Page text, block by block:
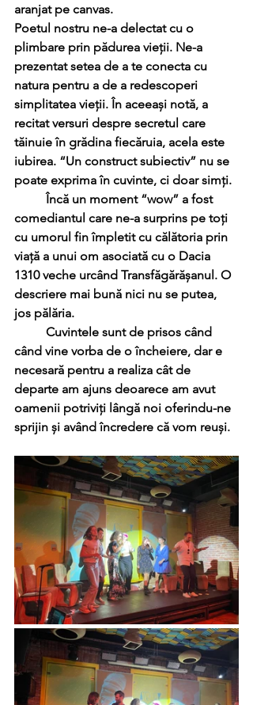
aranjat pe canvas.
Poetul nostru ne-a delectat cu o
plimbare prin pădurea vieții. Ne-a
prezentat setea de a te conecta cu
natura pentru a de a redescoperi
simplitatea vieții. În aceeași notă, a
recitat versuri despre secretul care
tăinuie în grădina fiecăruia, acela este
iubirea. “Un construct subiectiv” nu se
poate exprima în cuvinte, ci doar simți.
	Încă un moment “wow” a fost
comediantul care ne-a surprins pe toți
cu umorul fin împletit cu călătoria prin
viață a unui om asociată cu o Dacia
1310 veche urcând Transfăgărășanul. O
descriere mai bună nici nu se putea,
jos pălăria.
când vine vorba de o încheiere, dar e
necesară pentru a realiza cât de
departe am ajuns deoarece am avut
oamenii potriviți lângă noi oferindu-ne
sprijin și având încredere că vom reuși.